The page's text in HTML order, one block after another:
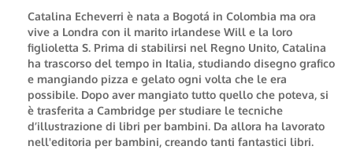
Catalina Echeverri è nata a Bogotá in Colombia ma ora
vive a Londra con il marito irlandese Will e la loro
figlioletta S. Prima di stabilirsi nel Regno Unito, Catalina
ha trascorso del tempo in Italia, studiando disegno grafico
e mangiando pizza e gelato ogni volta che le era
possibile. Dopo aver mangiato tutto quello che poteva, si
è trasferita a Cambridge per studiare le tecniche
d’illustrazione di libri per bambini. Da allora ha lavorato
nell'editoria per bambini, creando tanti fantastici libri.